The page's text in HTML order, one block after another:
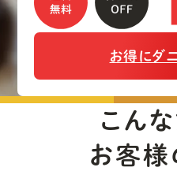
お得にダ
こん
お客様